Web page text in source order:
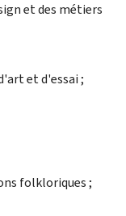
et des métiers
et d'essai ;
folkloriques ;